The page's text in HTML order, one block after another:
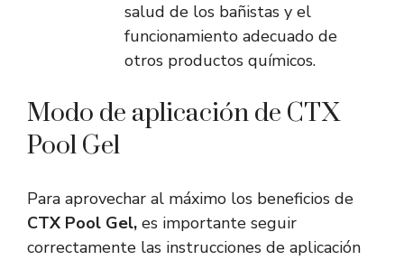
salud de los bañistas y el
funcionamiento adecuado de
otros productos químicos.
Modo de aplicación de CTX
Pool Gel
Para aprovechar al máximo los beneficios de
CTX Pool Gel, es importante seguir
correctamente las instrucciones de aplicación